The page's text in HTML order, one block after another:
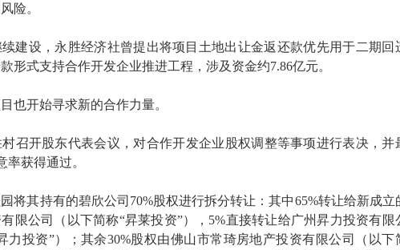
险。
建设，永胜经济社曾提出将项目土地出让金返还款优先用于二期回
形式支持合作开发企业推进工程，涉及资金约7.86亿元。
也开始寻求新的合作力量。
召开股东代表会议，对合作开发企业股权调整等事项进行表决，并
率获得通过。
将其持有的碧欣公司70%股权进行拆分转让：其中65%转让给新成立
限公司（以下简称“昇莱投资”），5%直接转让给广州昇力投资有限
力投资”）；其余30%股权由佛山市常琦房地产投资有限公司（以下